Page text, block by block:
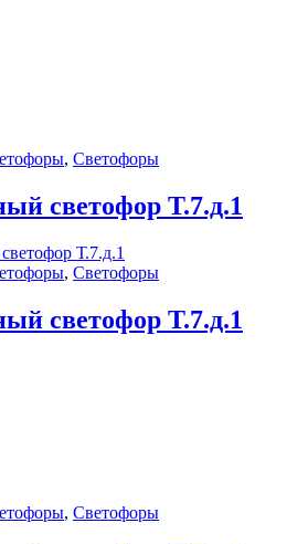
, Светофоры
светофор Т.7.д.1
, Светофоры
светофор Т.7.д.1
, Светофоры